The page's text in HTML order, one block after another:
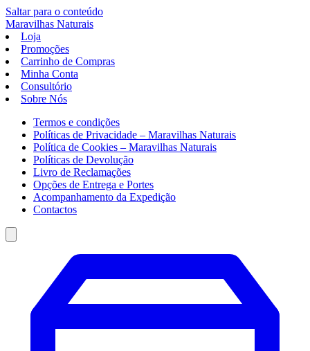
Saltar para o conteúdo
Maravilhas Naturais
Loja
Promoções
Carrinho de Compras
Minha Conta
Consultório
Sobre Nós
Termos e condições
Políticas de Privacidade – Maravilhas Naturais
Política de Cookies – Maravilhas Naturais
Políticas de Devolução
Livro de Reclamações
Opções de Entrega e Portes
Acompanhamento da Expedição
Contactos